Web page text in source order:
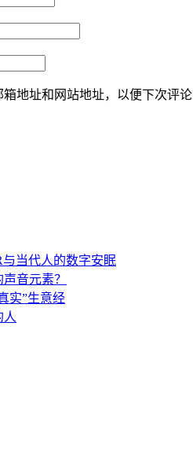
地址和网站地址，以便下次评论
当代人的数字安眠
音元素？
实”生意经
人